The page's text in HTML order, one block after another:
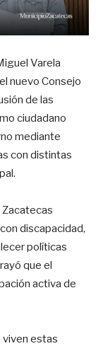
Varela
nuevo Consejo
de las
ciudadano
mediante
con distintas
Zacatecas
discapacidad,
políticas
que el
activa de
viven estas